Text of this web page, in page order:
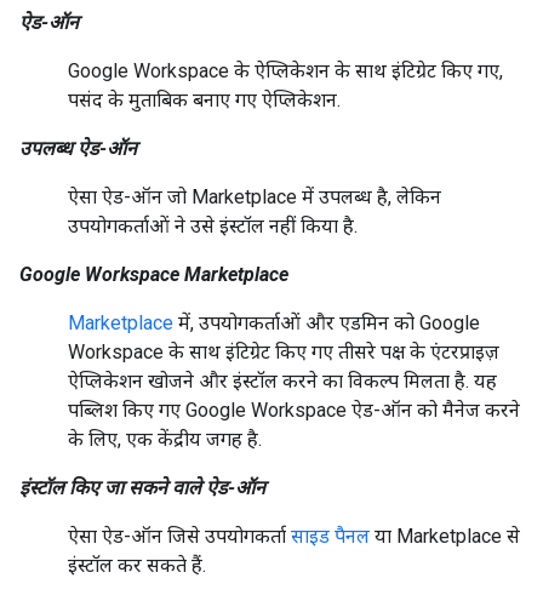
ऐड-ऑन
Google Workspace के ऐप्लिकेशन के साथ इंटिग्रेट किए गए,
पसंद के मुताबिक बनाए गए ऐप्लिकेशन.
उपलब्ध ऐड-ऑन
ऐसा ऐड-ऑन जो Marketplace में उपलब्ध है, लेकिन
उपयोगकर्ताओं ने उसे इंस्टॉल नहीं किया है.
Google Workspace Marketplace
Marketplace में, उपयोगकर्ताओं और एडमिन को Google
Workspace के साथ इंटिग्रेट किए गए तीसरे पक्ष के एंटरप्राइज़
ऐप्लिकेशन खोजने और इंस्टॉल करने का विकल्प मिलता है. यह
पब्लिश किए गए Google Workspace ऐड-ऑन को मैनेज करने
के लिए, एक केंद्रीय जगह है.
इंस्टॉल किए जा सकने वाले ऐड-ऑन
ऐसा ऐड-ऑन जिसे उपयोगकर्ता साइड पैनल या Marketplace से
इंस्टॉल कर सकते हैं.